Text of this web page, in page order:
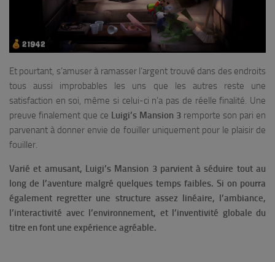
Et pourtant, s’amuser à ramasser l’argent trouvé dans des endroits
tous aussi improbables les uns que les autres reste une
satisfaction en soi, même si celui-ci n’a pas de réelle finalité. Une
preuve finalement que ce Luigi’s Mansion 3 remporte son pari en
parvenant à donner envie de fouiller uniquement pour le plaisir de
fouiller.
Varié et amusant, Luigi’s Mansion 3 parvient à séduire tout au
long de l’aventure malgré quelques temps faibles. Si on pourra
également regretter une structure assez linéaire, l’ambiance,
l’interactivité avec l’environnement, et l’inventivité globale du
titre en font une expérience agréable.